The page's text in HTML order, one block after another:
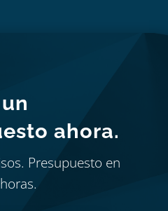
ahora.
Presupuesto en